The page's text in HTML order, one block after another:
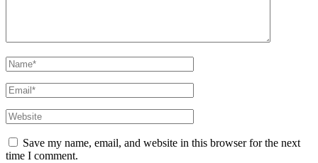
Save my name, email, and website in this browser for the next
time I comment.